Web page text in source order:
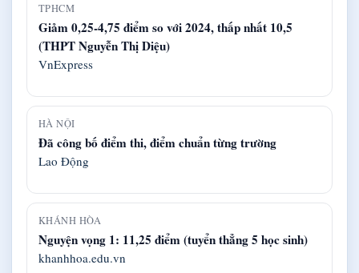
TPHCM
Giảm 0,25-4,75 điểm so với 2024, thấp nhất 10,5
(THPT Nguyễn Thị Diệu)
VnExpress
HÀ NỘI
Đã công bố điểm thi, điểm chuẩn từng trường
Lao Động
KHÁNH HÒA
Nguyện vọng 1: 11,25 điểm (tuyển thẳng 5 học sinh)
khanhhoa.edu.vn